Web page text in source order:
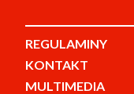
REGULAMINY
KONTAKT
MULTIMEDIA